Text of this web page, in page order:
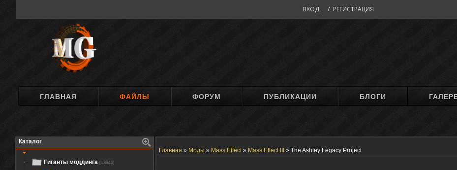
ВХОД / РЕГИСТРАЦИЯ
ГЛАВНАЯ ФАЙЛЫ ФОРУМ ПУБЛИКАЦИИ БЛОГИ
Каталог
Гиганты моддинга [13940]
Главная » Моды » Mass Effect » Mass Effect III » The Ashley Legacy Project